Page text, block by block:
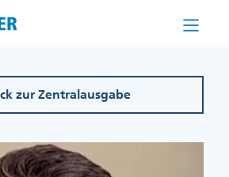
zur Zentralausgabe